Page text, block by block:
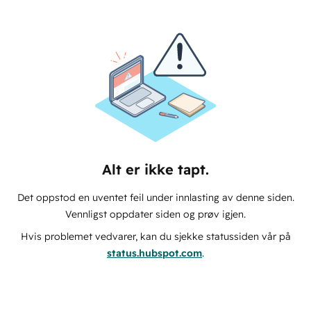
Alt er ikke tapt.
Det oppstod en uventet feil under innlasting av denne siden.
Vennligst oppdater siden og prøv igjen.
Hvis problemet vedvarer, kan du sjekke statussiden vår på
status.hubspot.com.